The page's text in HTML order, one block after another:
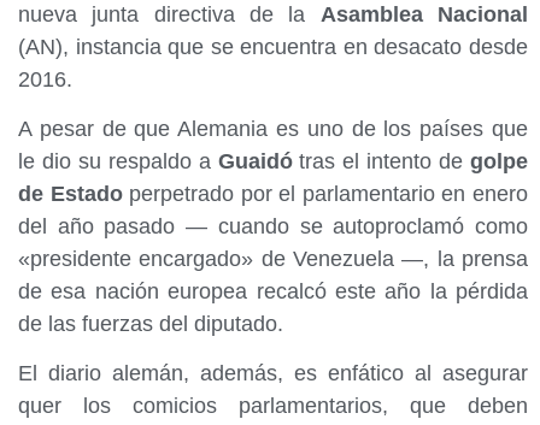
nueva junta directiva de la Asamblea Nacional
(AN), instancia que se encuentra en desacato desde
2016.
A pesar de que Alemania es uno de los países que
le dio su respaldo a Guaidótras el intento de golpe
de Estadoperpetrado por el parlamentario en enero
del año pasado — cuando se autoproclamó como
«presidente encargado» de Venezuela —, la prensa
de esa nación europea recalcó este año la pérdida
de las fuerzas del diputado.
El diario alemán, además, es enfático al asegurar
quer los comicios parlamentarios, que deben